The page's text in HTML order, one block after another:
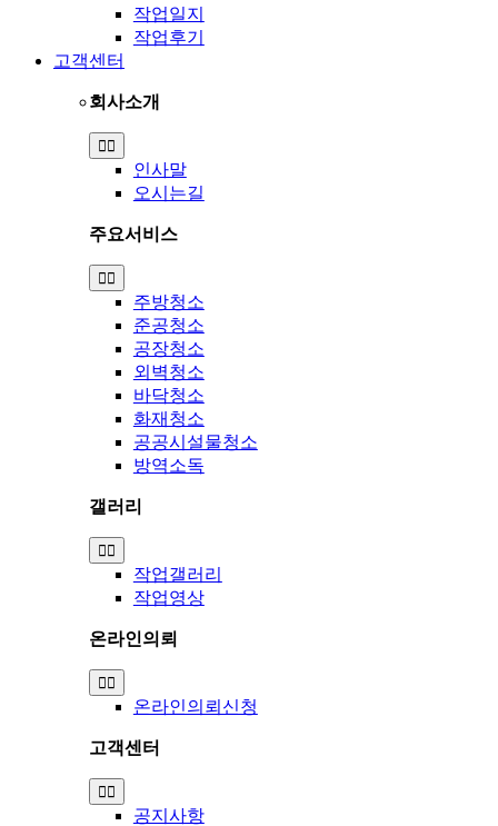
작업일지
작업후기
고객센터
회사소개
Toggle
Navigation
인사말
오시는길
주요서비스
Toggle
Navigation
주방청소
준공청소
공장청소
외벽청소
바닥청소
화재청소
공공시설물청소
방역소독
갤러리
Toggle
Navigation
작업갤러리
작업영상
온라인의뢰
Toggle
Navigation
온라인의뢰신청
고객센터
Toggle
Navigation
공지사항